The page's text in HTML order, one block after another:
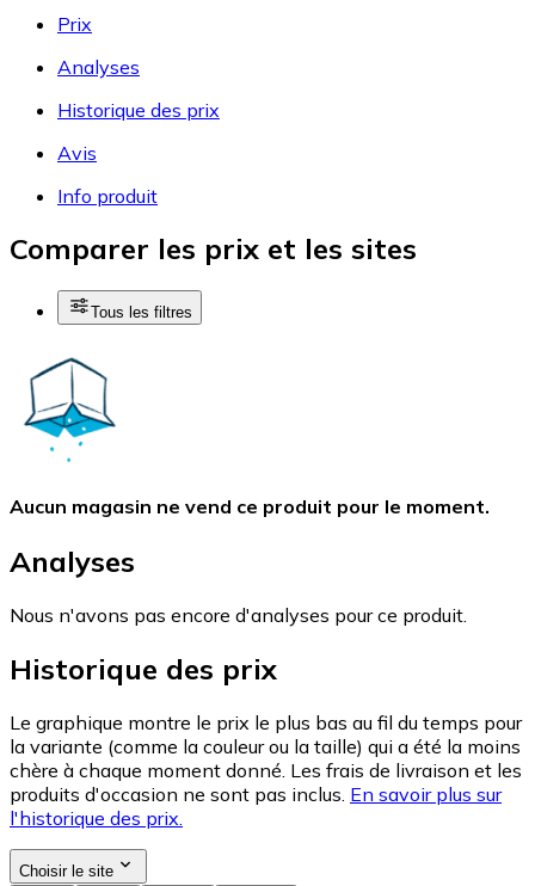
Prix
Analyses
Historique des prix
Avis
Info produit
Comparer les prix et les sites
Tous les filtres
Aucun magasin ne vend ce produit pour le moment.
Analyses
Nous n'avons pas encore d'analyses pour ce produit.
Historique des prix
Le graphique montre le prix le plus bas au fil du temps pour
la variante (comme la couleur ou la taille) qui a été la moins
chère à chaque moment donné. Les frais de livraison et les
produits d'occasion ne sont pas inclus. En savoir plus sur
l'historique des prix.
Choisir le site